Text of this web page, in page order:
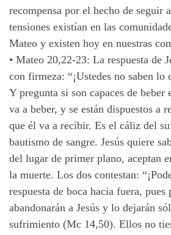
recompensa por el hecho de seguir
tensiones existían en las
Mateo y existen hoy en nuestras
• Mateo 20,22-23: La respuesta de
con firmeza: “¡Ustedes no saben lo
Y pregunta si son capaces de beber
va a beber, y se están dispuestos a
que él va a recibir. Es el cáliz del
bautismo de sangre. Jesús quiere
del lugar de primer plano, aceptan
la muerte. Los dos contestan:
respuesta de boca hacia fuera, pues
abandonarán a Jesús y lo dejarán
sufrimiento (Mc 14,50). Ellos no